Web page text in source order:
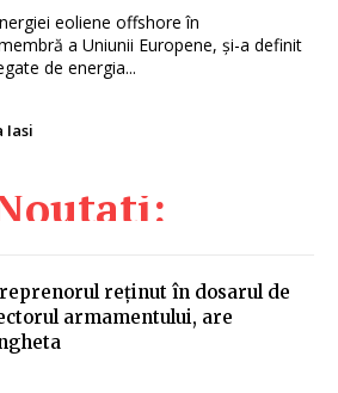
eoliene offshore în
a Uniunii Europene, și-a definit
de energia...
Iasi
reținut în dosarul de
armamentului, are